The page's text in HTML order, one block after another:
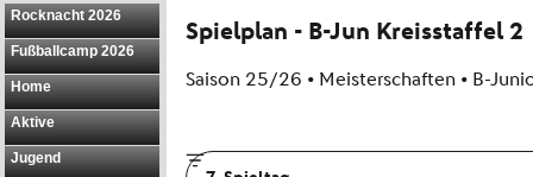
Rocknacht 2026
Fußballcamp 2026
Home
Aktive
Jugend